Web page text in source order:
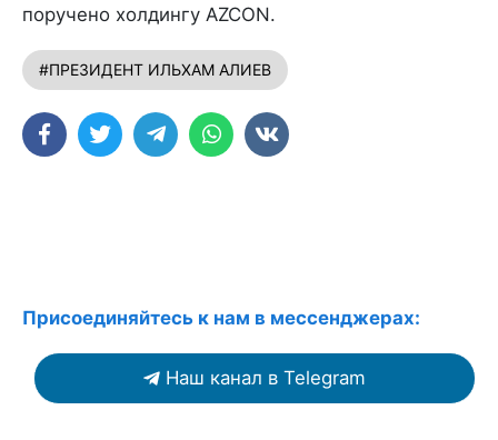
поручено холдингу AZCON.
#ПРЕЗИДЕНТ ИЛЬХАМ АЛИЕВ
Присоединяйтесь к нам в мессенджерах:
Наш канал в Telegram